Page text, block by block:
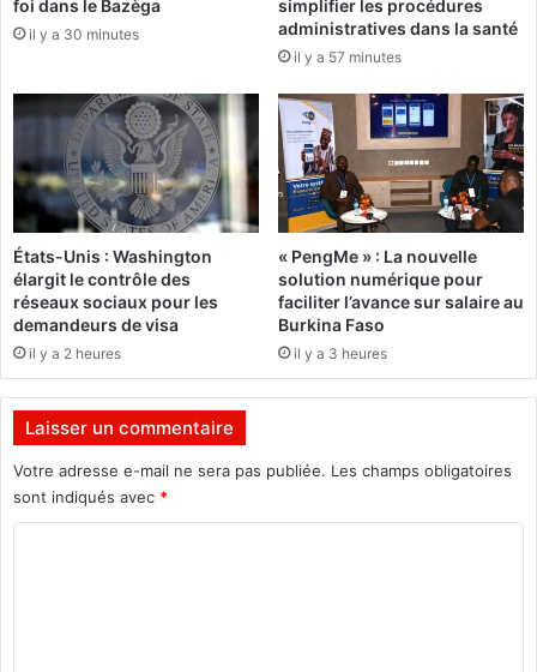
s
p
r
s
i
e
n
t
foi dans le Bazèga
il y a 30 minutes
simplifier les procédures
administratives dans la santé
il y a 57 minutes
États-Unis : Washington
élargit le contrôle des
réseaux sociaux pour les
demandeurs de visa
il y a 2 heures
« PengMe » : La nouvelle
solution numérique pour
faciliter l’avance sur salaire au
Burkina Faso
il y a 3 heures
Laisser un commentaire
Votre adresse e-mail ne sera pas publiée. Les champs obligatoires
sont indiqués avec *